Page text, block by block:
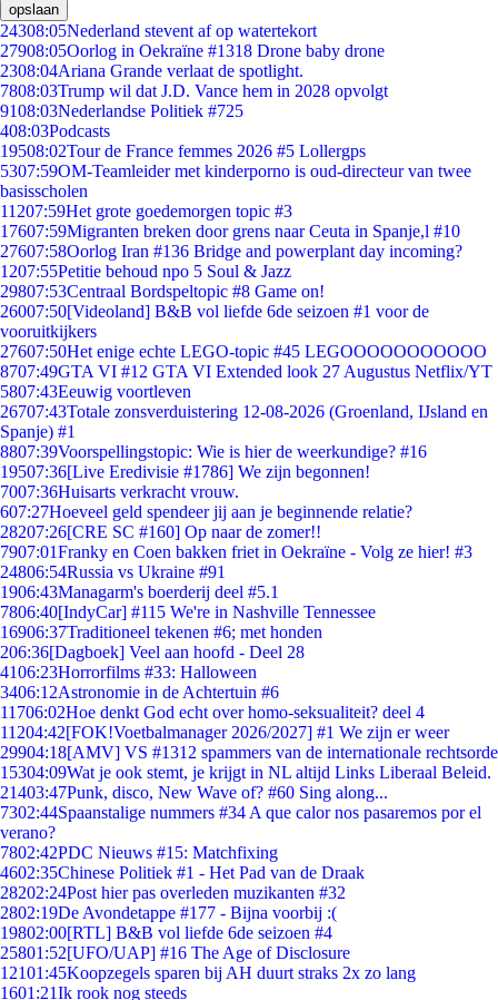
opslaan
24308:05Nederland stevent af op watertekort
27908:05Oorlog in Oekraïne #1318 Drone baby drone
2308:04Ariana Grande verlaat de spotlight.
7808:03Trump wil dat J.D. Vance hem in 2028 opvolgt
9108:03Nederlandse Politiek #725
408:03Podcasts
19508:02Tour de France femmes 2026 #5 Lollergps
5307:59OM-Teamleider met kinderporno is oud-directeur van twee
basisscholen
11207:59Het grote goedemorgen topic #3
17607:59Migranten breken door grens naar Ceuta in Spanje,l #10
27607:58Oorlog Iran #136 Bridge and powerplant day incoming?
1207:55Petitie behoud npo 5 Soul & Jazz
29807:53Centraal Bordspeltopic #8 Game on!
26007:50[Videoland] B&B vol liefde 6de seizoen #1 voor de
vooruitkijkers
27607:50Het enige echte LEGO-topic #45 LEGOOOOOOOOOOO
8707:49GTA VI #12 GTA VI Extended look 27 Augustus Netflix/YT
5807:43Eeuwig voortleven
26707:43Totale zonsverduistering 12-08-2026 (Groenland, IJsland en
Spanje) #1
8807:39Voorspellingstopic: Wie is hier de weerkundige? #16
19507:36[Live Eredivisie #1786] We zijn begonnen!
7007:36Huisarts verkracht vrouw.
607:27Hoeveel geld spendeer jij aan je beginnende relatie?
28207:26[CRE SC #160] Op naar de zomer!!
7907:01Franky en Coen bakken friet in Oekraïne - Volg ze hier! #3
24806:54Russia vs Ukraine #91
1906:43Managarm's boerderij deel #5.1
7806:40[IndyCar] #115 We're in Nashville Tennessee
16906:37Traditioneel tekenen #6; met honden
206:36[Dagboek] Veel aan hoofd - Deel 28
4106:23Horrorfilms #33: Halloween
3406:12Astronomie in de Achtertuin #6
11706:02Hoe denkt God echt over homo-seksualiteit? deel 4
11204:42[FOK!Voetbalmanager 2026/2027] #1 We zijn er weer
29904:18[AMV] VS #1312 spammers van de internationale rechtsorde
15304:09Wat je ook stemt, je krijgt in NL altijd Links Liberaal Beleid.
21403:47Punk, disco, New Wave of? #60 Sing along...
7302:44Spaanstalige nummers #34 A que calor nos pasaremos por el
verano?
7802:42PDC Nieuws #15: Matchfixing
4602:35Chinese Politiek #1 - Het Pad van de Draak
28202:24Post hier pas overleden muzikanten #32
2802:19De Avondetappe #177 - Bijna voorbij :(
19802:00[RTL] B&B vol liefde 6de seizoen #4
25801:52[UFO/UAP] #16 The Age of Disclosure
12101:45Koopzegels sparen bij AH duurt straks 2x zo lang
1601:21Ik rook nog steeds